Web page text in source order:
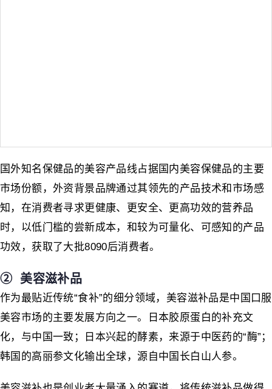
国外知名保健品的美容产品线占据国内美容保健品的主要
市场份额，外资背景品牌通过其领先的产品技术和市场感
知，在消费者寻求更健康、更安全、更高功效的营养品
时，以低门槛的尝新成本，和较为可量化、可感知的产品
功效，获取了大批8090后消费者。
➁ 美容滋补品
作为最贴近传统“食补”的细分领域，美容滋补品是中国口服
美容市场的主要发展方向之一。日本胶原蛋白的补充文
化，与中国一致；日本兴起的酵素，来源于中医药的“酶”；
韩国的高丽参文化输出全球，源自中国长白山人参。